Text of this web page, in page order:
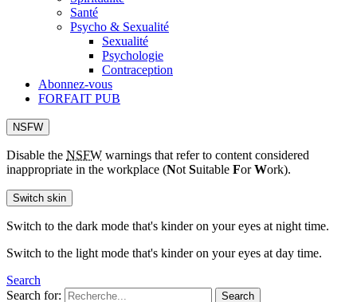
Santé
Psycho & Sexualité
Sexualité
Psychologie
Contraception
Abonnez-vous
FORFAIT PUB
NSFW
Disable the NSFW warnings that refer to content considered
inappropriate in the workplace (Not Suitable ForWork).
Switch skin
Switch to the dark mode that's kinder on your eyes at night time.
Switch to the light mode that's kinder on your eyes at day time.
Search
Search for:
Search